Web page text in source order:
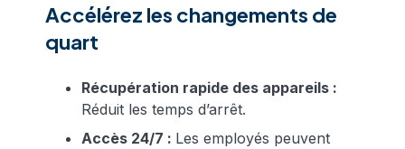
Accélérez les changements de
quart
Récupération rapide des appareils :
Réduit les temps d’arrêt.
Accès 24/7 : Les employés peuvent